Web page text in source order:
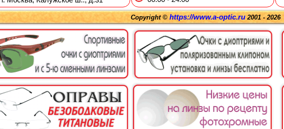
Copyright © https://www.a-optic.ru 2001 - 2026